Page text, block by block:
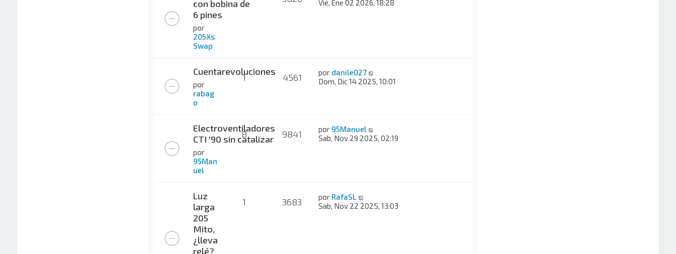
con bobina de
6 pines
por
205Xs
Swap
Vie, Ene 02 2026, 18:28
Cuentarevoluciones
por
rabag
o
1 4561 por danile027
Dom, Dic 14 2025, 10:01
Electroventiladores
CTI '90 sin catalizar
por
95Man
uel
8 9841 por 95Manuel
Sab, Nov 29 2025, 02:19
Luz
larga
205
Mito,
¿lleva
relé?
1 3683 por RafaSL
Sab, Nov 22 2025, 13:03